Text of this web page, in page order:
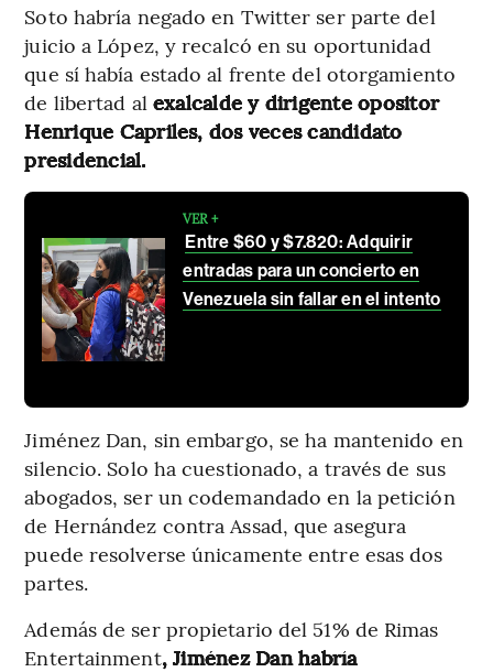
Soto habría negado en Twitter ser parte del
juicio a López, y recalcó en su oportunidad
que sí había estado al frente del otorgamiento
de libertad al exalcalde y dirigente opositor
Henrique Capriles, dos veces candidato
presidencial.
VER +
Entre $60 y $7.820: Adquirir
entradas para un concierto en
Venezuela sin fallar en el intento
Jiménez Dan, sin embargo, se ha mantenido en
silencio. Solo ha cuestionado, a través de sus
abogados, ser un codemandado en la petición
de Hernández contra Assad, que asegura
puede resolverse únicamente entre esas dos
partes.
Además de ser propietario del 51% de Rimas
Entertainment, Jiménez Dan habría